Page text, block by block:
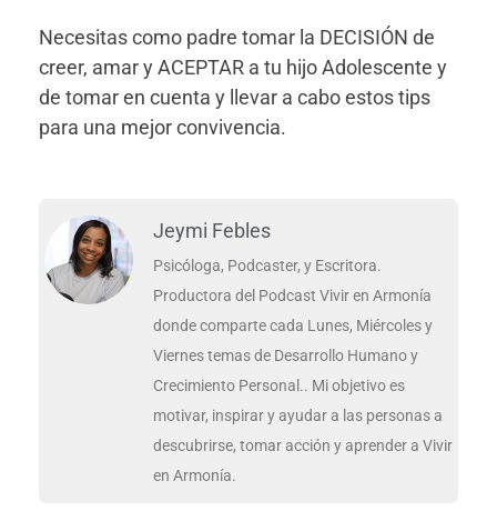
Necesitas como padre tomar la DECISIÓN de
creer, amar y ACEPTAR a tu hijo Adolescente y
de tomar en cuenta y llevar a cabo estos tips
para una mejor convivencia.
Jeymi Febles
Psicóloga, Podcaster, y Escritora.
Productora del Podcast Vivir en Armonía
donde comparte cada Lunes, Miércoles y
Viernes temas de Desarrollo Humano y
Crecimiento Personal.. Mi objetivo es
motivar, inspirar y ayudar a las personas a
descubrirse, tomar acción y aprender a Vivir
en Armonía.